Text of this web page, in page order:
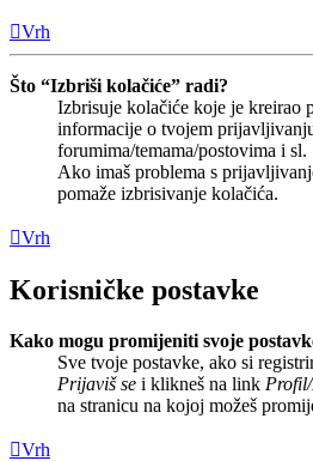
Vrh
Što “Izbriši kolačiće” radi?
Izbrisuje kolačiće koje je kreirao
informacije o tvojem
forumima/temama/postovima i sl.
Ako imaš problema s
pomaže izbrisivanje kolačića.
Vrh
Korisničke postavke
Kako mogu promijeniti svoje
Sve tvoje postavke, ako si
Prijaviš se i klikneš na link
na stranicu na kojoj možeš
Vrh